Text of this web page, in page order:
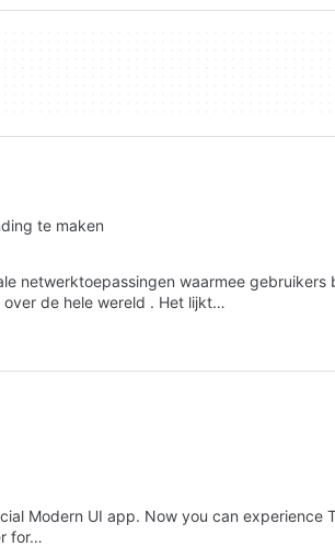
te maken
netwerktoepassingen waarmee gebruikers
de hele wereld . Het lijkt…
Modern UI app. Now you can experience
for…